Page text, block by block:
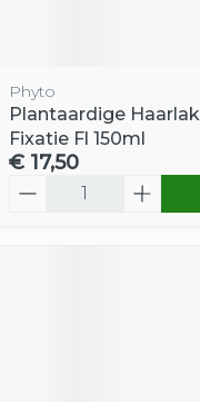
Phyto
Plantaardige
Fixatie Fl 150ml
€ 17,50